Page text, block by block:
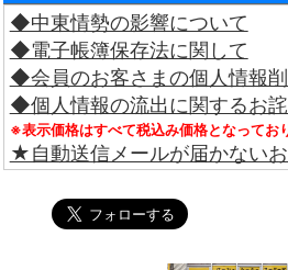
◆中東情勢の影響について
◆電子帳簿保存法に関して
◆会員のお客さまの個人情報
◆個人情報の流出に関するお詫
※表示価格はすべて税込み価格となってお
★自動送信メールが届かない